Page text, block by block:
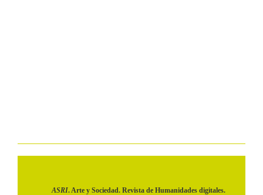
ASRI. Arte y Sociedad. Revista de Humanidades digitales.